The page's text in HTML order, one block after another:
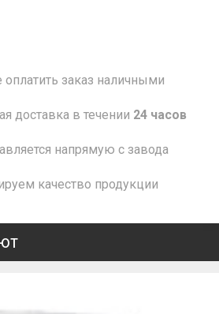
заказ наличными
доставка в течении 24 часов
напрямую с завода
качество продукции